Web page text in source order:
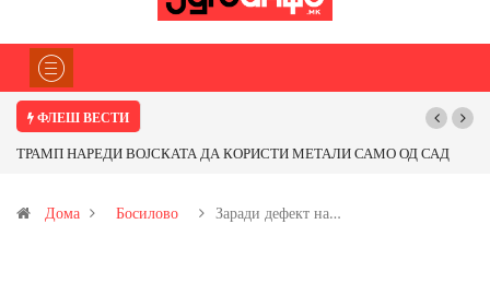
ФЛЕШ ВЕСТИ
ТРАМП НАРЕДИ ВОЈСКАТА ДА КОРИСТИ МЕТАЛИ САМО ОД САД
Иловица и со антимонот?
Дома Босилово Заради дефект на…